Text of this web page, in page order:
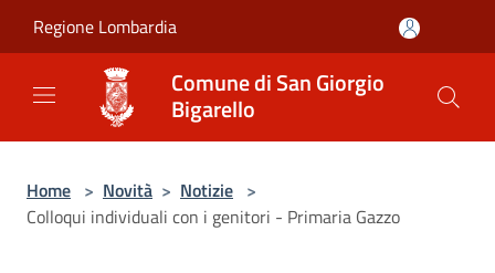
Regione Lombardia
Comune di San Giorgio
Bigarello
Home > Novità > Notizie >
Colloqui individuali con i genitori - Primaria Gazzo